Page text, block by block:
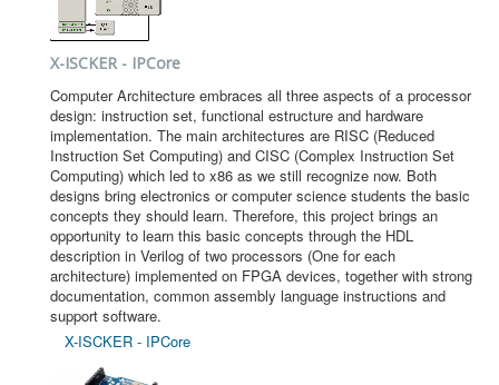
X-ISCKER - IPCore
Computer Architecture embraces all three aspects of a processor
design: instruction set, functional estructure and hardware
implementation. The main architectures are RISC (Reduced
Instruction Set Computing) and CISC (Complex Instruction Set
Computing) which led to x86 as we still recognize now. Both
designs bring electronics or computer science students the basic
concepts they should learn. Therefore, this project brings an
opportunity to learn this basic concepts through the HDL
description in Verilog of two processors (One for each
architecture) implemented on FPGA devices, together with strong
documentation, common assembly language instructions and
support software.
X-ISCKER - IPCore